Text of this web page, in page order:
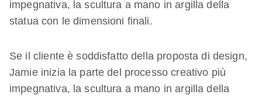
impegnativa, la scultura a mano in argilla della
statua con le dimensioni finali.
Se il cliente è soddisfatto della proposta di design,
Jamie inizia la parte del processo creativo più
impegnativa, la scultura a mano in argilla della